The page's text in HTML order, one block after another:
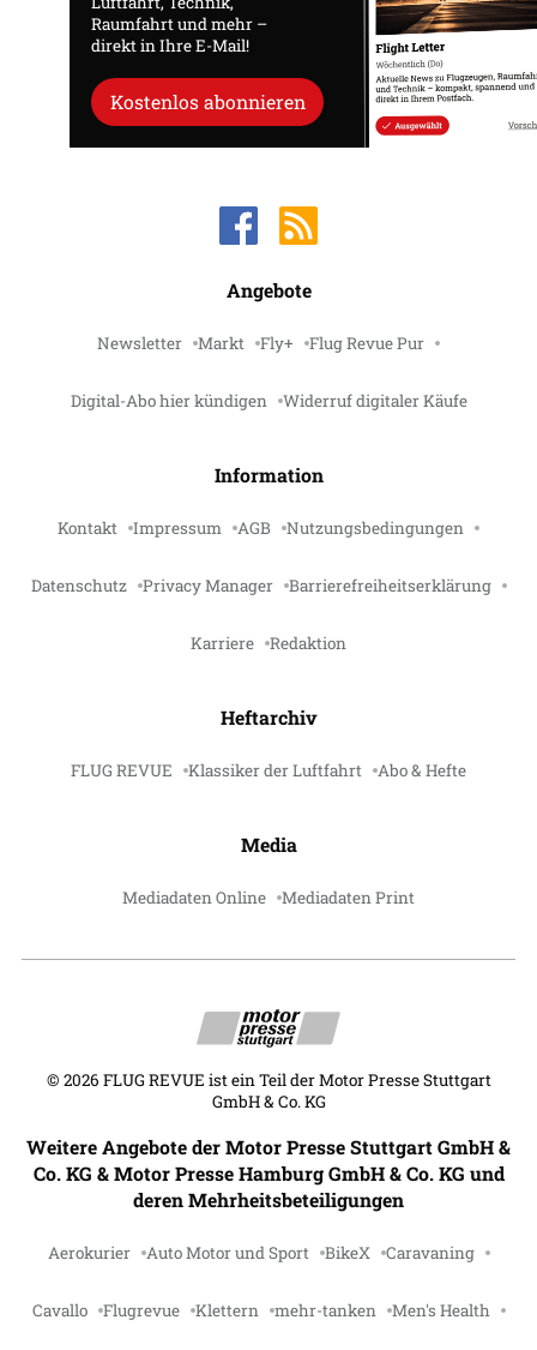
Raumfahrt und mehr –
direkt in Ihre E-Mail!
Kostenlos abonnieren
Angebote
Newsletter Markt Fly+ Flug Revue Pur
Digital-Abo hier kündigen Widerruf digitaler Käufe
Information
Kontakt Impressum AGB Nutzungsbedingungen
Datenschutz Privacy Manager Barrierefreiheitserklärung
Karriere Redaktion
Heftarchiv
FLUG REVUE Klassiker der Luftfahrt Abo & Hefte
Media
Mediadaten Online Mediadaten Print
© 2026 FLUG REVUE ist ein Teil der Motor Presse Stuttgart
GmbH & Co. KG
Weitere Angebote der Motor Presse Stuttgart GmbH &
Co. KG & Motor Presse Hamburg GmbH & Co. KG und
deren Mehrheitsbeteiligungen
Aerokurier Auto Motor und Sport BikeX Caravaning
Cavallo Flugrevue Klettern mehr-tanken Men's Health